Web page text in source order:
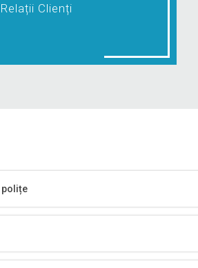
Relații Clienți
polițe